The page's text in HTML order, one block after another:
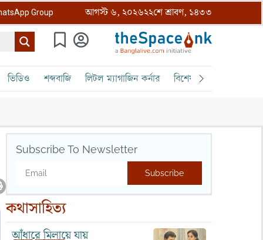
Group আগস্ট ৬, ২০২৬২২শে শ্রাবণ, ১৪৩৩
ভিডিও শব্দবাজি লিটল ম্যাগাজিন কর্নার বিশেষ ক্রোড়পত্র
Subscribe To Newsletter
Subscribe
কথাসাহিত্য
আঁধারে মিলায়ে যায়